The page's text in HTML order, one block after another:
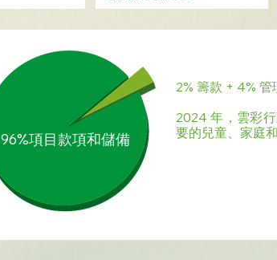
96%項目款項和儲備
2% 籌款 + 4% 管
2024 年，雲彩
要的兒童、家庭